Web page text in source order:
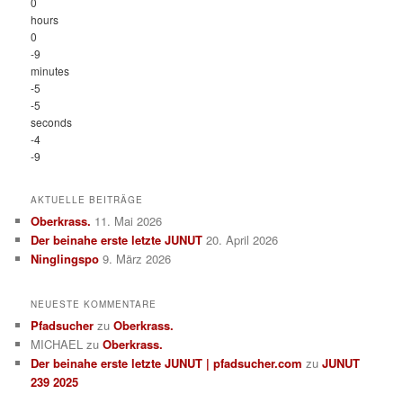
hours
0
-9
minutes
-5
-5
seconds
-4
-9
AKTUELLE BEITRÄGE
Oberkrass. 11. Mai 2026
Der beinahe erste letzte JUNUT 20. April 2026
Ninglingspo 9. März 2026
NEUESTE KOMMENTARE
Pfadsucher zuOberkrass.
MICHAEL zuOberkrass.
Der beinahe erste letzte JUNUT | pfadsucher.com zuJUNUT
239 2025